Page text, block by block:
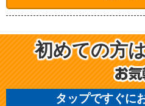
初めての方
タップですぐに